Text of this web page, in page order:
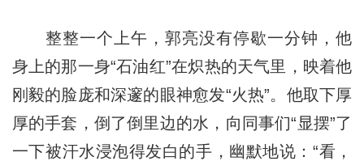
整整一个上午，郭亮没有停歇一分钟，他
身上的那一身“石油红”在炽热的天气里，映着他
刚毅的脸庞和深邃的眼神愈发“火热”。他取下厚
厚的手套，倒了倒里边的水，向同事们“显摆”了
一下被汗水浸泡得发白的手，幽默地说：“看，